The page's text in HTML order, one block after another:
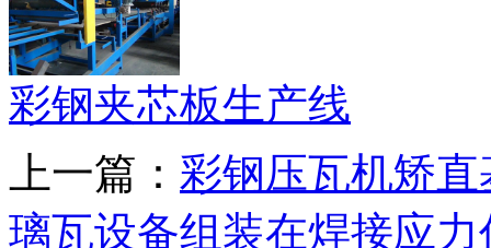
彩钢夹芯板生产线
上一篇： 彩钢压瓦机矫
璃瓦设备组装在焊接应